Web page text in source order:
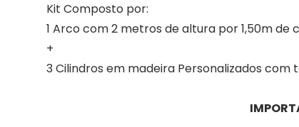
Kit
Festa
Decoração,
Ilha
Kit Composto por:
1 Arco com 2 metros de altura por 1,50m de
+
3 Cilindros em madeira Personalizados com